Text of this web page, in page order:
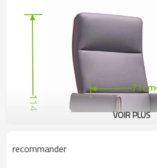
VOIR PLUS
recommander